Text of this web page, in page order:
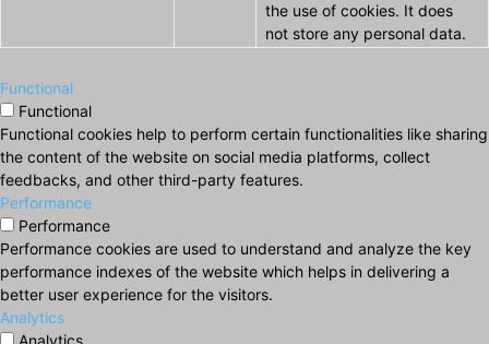
the use of cookies. It does
not store any personal data.
Functional
Functional
Functional cookies help to perform certain functionalities like sharing
the content of the website on social media platforms, collect
feedbacks, and other third-party features.
Performance
Performance
Performance cookies are used to understand and analyze the key
performance indexes of the website which helps in delivering a
better user experience for the visitors.
Analytics